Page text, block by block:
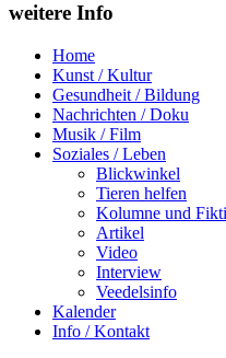
weitere Info
Home
Kunst / Kultur
Gesundheit / Bildung
Nachrichten / Doku
Musik / Film
Soziales / Leben
Blickwinkel
Tieren helfen
Kolumne und
Artikel
Video
Interview
Veedelsinfo
Kalender
Info / Kontakt